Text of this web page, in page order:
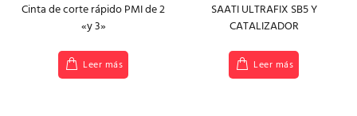
Cinta de corte rápido PMI de 2
«y 3»
Leer más
SAATI ULTRAFIX SB5 Y
CATALIZADOR
Leer más